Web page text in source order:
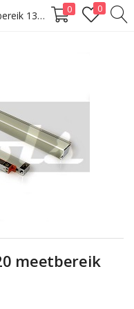
Liniaal Liniaal type DC20 meetbereik 1300mm 0 0
Lost password?
meetbereik